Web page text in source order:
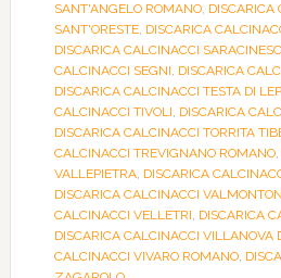
SANT'ANGELO ROMANO, DISCARICA
SANT'ORESTE, DISCARICA
DISCARICA CALCINACCI
CALCINACCI SEGNI, DISCARICA
DISCARICA CALCINACCI TESTA DI
CALCINACCI TIVOLI, DISCARICA
DISCARICA CALCINACCI TORRITA
CALCINACCI TREVIGNANO ROMANO,
VALLEPIETRA, DISCARICA
DISCARICA CALCINACCI
CALCINACCI VELLETRI, DISCARICA
DISCARICA CALCINACCI VILLANOVA
CALCINACCI VIVARO ROMANO,